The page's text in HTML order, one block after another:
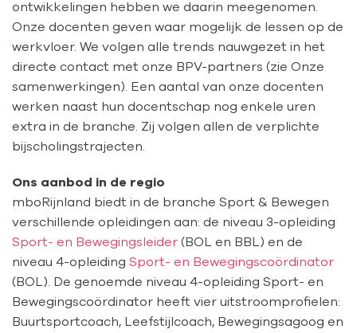
ontwikkelingen hebben we daarin meegenomen.
Onze docenten geven waar mogelijk de lessen op de
werkvloer. We volgen alle trends nauwgezet in het
directe contact met onze BPV-partners (zie Onze
samenwerkingen). Een aantal van onze docenten
werken naast hun docentschap nog enkele uren
extra in de branche. Zij volgen allen de verplichte
bijscholingstrajecten.
Ons aanbod in de regio
mboRijnland biedt in de branche Sport & Bewegen
verschillende opleidingen aan: de niveau 3-opleiding
Sport- en Bewegingsleider (BOL en BBL) en de
niveau 4-opleiding Sport- en Bewegingscoördinator
(BOL). De genoemde niveau 4-opleiding Sport- en
Bewegingscoördinator heeft vier uitstroomprofielen:
Buurtsportcoach, Leefstijlcoach, Bewegingsagoog en